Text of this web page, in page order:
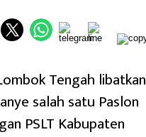
Tengah libatkan
salah satu Paslon
PSLT Kabupaten